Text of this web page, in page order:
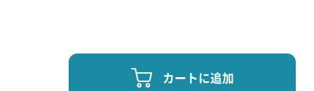
カートに追加